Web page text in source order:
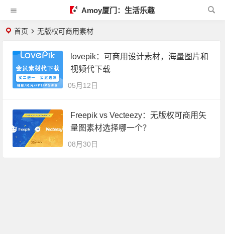
Amoy厦门：生活乐趣
首页 无版权可商用素材
lovepik：可商用设计素材，海量图片和
视频代下载
05月12日
Freepik vs Vecteezy：无版权可商用矢
量图素材选择哪一个？
08月30日